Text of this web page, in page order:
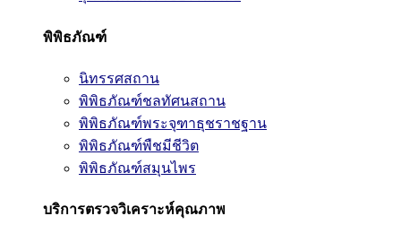
พิพิธภัณฑ์
นิทรรศสถาน
พิพิธภัณฑ์ชลทัศนสถาน
พิพิธภัณฑ์พระจุฑาธุชราชฐาน
พิพิธภัณฑ์พืชมีชีวิต
พิพิธภัณฑ์สมุนไพร
บริการตรวจวิเคราะห์คุณภาพ